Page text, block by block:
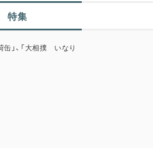
特集
」、「大相撲 いなり